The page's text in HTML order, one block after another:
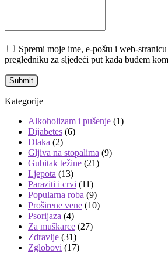
Spremi moje ime, e-poštu i web-
pregledniku za sljedeći put kada budem
Kategorije
Alkoholizam i pušenje (1)
Dijabetes (6)
Dlaka (2)
Gljiva na stopalima (9)
Gubitak težine (21)
Ljepota (13)
Paraziti i crvi (11)
Popularna roba (9)
Proširene vene (10)
Psorijaza (4)
Za muškarce (27)
Zdravlje (31)
Zglobovi (17)